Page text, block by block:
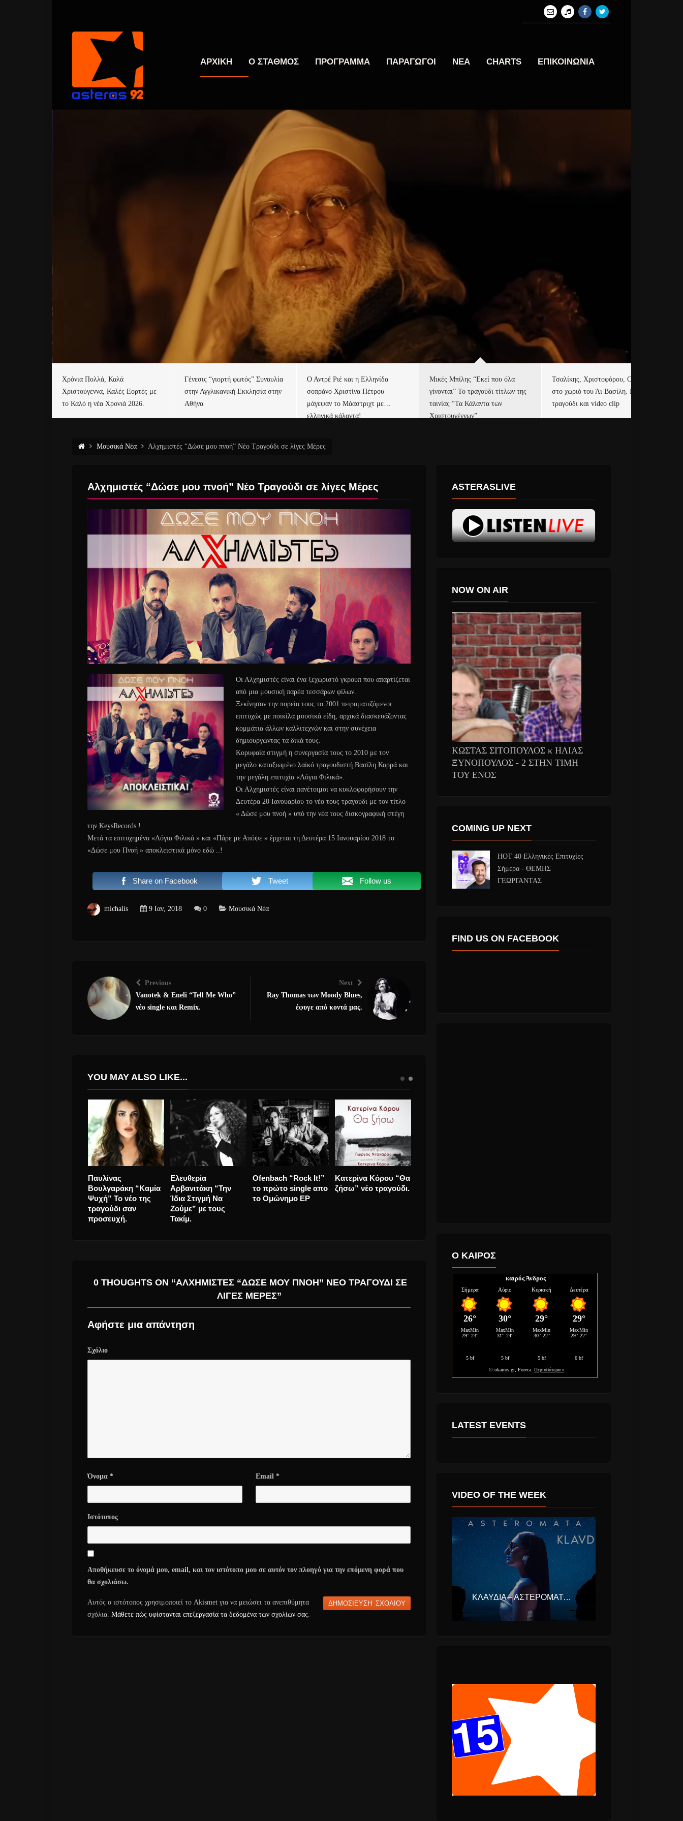
ΑΡΧΙΚΗ Ο ΣΤΑΘΜΟΣ ΠΡΟΓΡΑΜΜΑ ΠΑΡΑΓΩΓΟΙ ΝΕΑ CHARTS ΕΠΙΚΟΙΝΩΝΙΑ
Χρόνια Πολλά, Καλά
Χριστούγεννα, Καλές Εορτές με
το Καλό η νέα Χρονιά 2026.
Γένεσις “γιορτή φωτός” Συναυλία
στην Αγγλικανική Εκκλησία στην
Αθήνα
Ο Αντρέ Ριέ και η Ελληνίδα
σοπράνο Χριστίνα Πέτρου
μάγεψαν το Μάαστριχτ με…
ελληνικά κάλαντα!
Μικές Μπίλης “Εκεί που όλα
γίνονται” Το τραγούδι τίτλων της
ταινίας “Τα Κάλαντα των
Χριστουγέννων”
Τσαλίκης, Χριστοφόρου, ONE
στο χωριό του Άι Βασίλη. Νέο
τραγούδι και video clip
Μουσικά Νέα Αλχημιστές “Δώσε μου πνοή” Νέο Τραγούδι σε λίγες Μέρες
Αλχημιστές “Δώσε μου πνοή” Νέο Τραγούδι σε λίγες Μέρες
Οι Αλχημιστές είναι ένα ξεχωριστό γκρουπ που απαρτίζεται
από μια μουσική παρέα τεσσάρων φίλων.
Ξεκίνησαν την πορεία τους το 2001 πειραματιζόμενοι
επιτυχώς με ποικίλα μουσικά είδη, αρχικά διασκευάζοντας
κομμάτια άλλων καλλιτεχνών και στην συνέχεια
δημιουργώντας τα δικά τους.
Κορυφαία στιγμή η συνεργασία τους το 2010 με τον
μεγάλο καταξιωμένο λαϊκό τραγουδιστή Βασίλη Καρρά και
την μεγάλη επιτυχία «Λόγια Φιλικά».
Οι Αλχημιστές είναι πανέτοιμοι να κυκλοφορήσουν την
Δευτέρα 20 Ιανουαρίου το νέο τους τραγούδι με τον τίτλο
« Δώσε μου πνοή » υπό την νέα τους δισκογραφική στέγη
την KeysRecords !
Μετά τα επιτυχημένα «Λόγια Φιλικά » και «Πάρε με Απόψε » έρχεται τη Δευτέρα 15 Ιανουαρίου 2018 το
«Δώσε μου Πνοή » αποκλειστικά μόνο εδώ ..!
Share on Facebook Tweet Follow us
michalis 9 Ιαν, 2018 0 Μουσικά Νέα
Previous
Vanotek & Eneli “Tell Me Who”
νέο single και Remix.
Next
Ray Thomas των Moody Blues,
έφυγε από κοντά μας.
YOU MAY ALSO LIKE...
Pink Floyd
τραγουδούν “Keep
Talking” με τη φωνή
του Stephen
Hawking.
Χρόνια Πολλά Καλή
Χρονιά από τον
asteraRadio.
Ευτυχισμένο το
2021.
Παυλίνας
Βουλγαράκη “Καμία
Ψυχή” Το νέο της
Ελευθερία
Αρβανιτάκη “Την
0 THOUGHTS ON “ΑΛΧΗΜΙΣΤΈΣ “ΔΏΣΕ ΜΟΥ ΠΝΟΉ” ΝΈΟ ΤΡΑΓΟΎΔΙ ΣΕ
ΛΊΓΕΣ ΜΈΡΕΣ”
Αφήστε μια απάντηση
Σχόλιο
Όνομα * Email *
Ιστότοπος
Αποθήκευσε το όνομά μου, email, και τον ιστότοπο μου σε αυτόν τον πλοηγό για την επόμενη φορά που
θα σχολιάσω.
Αυτός ο ιστότοπος χρησιμοποιεί το Akismet για να μειώσει τα ανεπιθύμητα
σχόλια. Μάθετε πώς υφίστανται επεξεργασία τα δεδομένα των σχολίων σας.
ASTERASLIVE
NOW ON AIR
ΚΩΣΤΑΣ ΣΙΤΟΠΟΥΛΟΣ κ ΗΛΙΑΣ
ΞΥΝΟΠΟΥΛΟΣ - 2 ΣΤΗΝ ΤΙΜΗ
ΤΟΥ ΕΝΟΣ
COMING UP NEXT
HOT 40 Ελληνικές Επιτυχίες
Σήμερα - ΘΕΜΗΣ
ΓΕΩΡΓΑΝΤΑΣ
FIND US ON FACEBOOK
Ο ΚΑΙΡΟΣ
καιρός Άνδρος
LATEST EVENTS
VIDEO OF THE WEEK
ΚΛΑΥΔΊΑ – ΑΣΤΕΡΟΜΆΤΑ (EUROVISION ΕΛΛΆΔΑ 2025)